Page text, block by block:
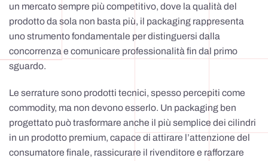
un mercato sempre più competitivo, dove la qualità del
prodotto da sola non basta più, il packaging rappresenta
uno strumento fondamentale per distinguersi dalla
concorrenza e comunicare professionalità fin dal primo
sguardo.
Le serrature sono prodotti tecnici, spesso percepiti come
commodity, ma non devono esserlo. Un packaging ben
progettato può trasformare anche il più semplice dei cilindri
in un prodotto premium, capace di attirare l’attenzione del
consumatore finale, rassicurare il rivenditore e rafforzare